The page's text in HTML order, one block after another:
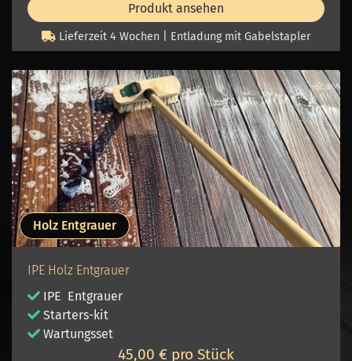
Produkt ansehen
Lieferzeit 4 Wochen | Entladung mit Gabelstapler
Holz Entgrauer
IPE Holz Entgrauer
IPE Entgrauer
Starters-kit
Wartungsset
45,00 € pro Stück